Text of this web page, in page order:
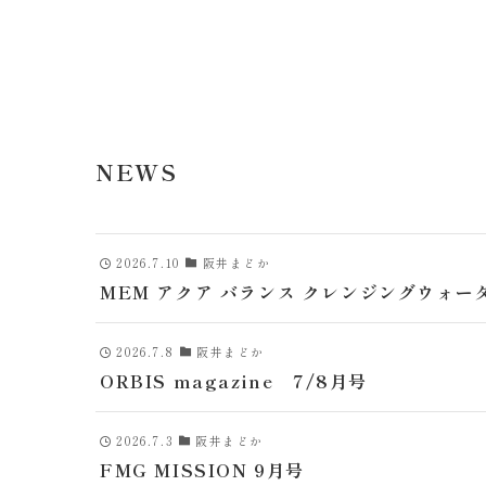
NEWS
2026.7.10 阪井まどか
MEM アクア バランス クレンジングウォー
2026.7.8 阪井まどか
ORBIS magazine 7/8月号
2026.7.3 阪井まどか
FMG MISSION 9月号